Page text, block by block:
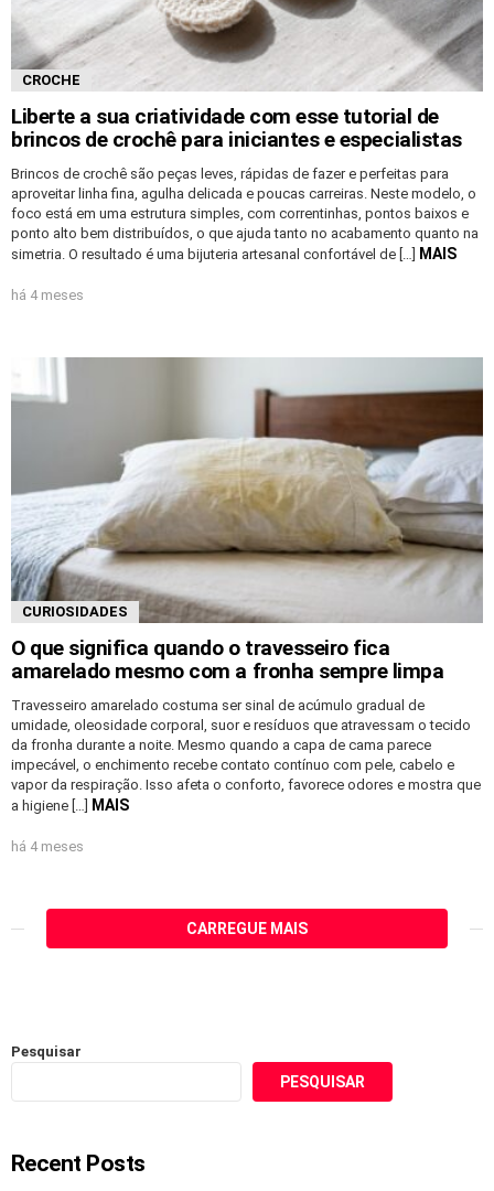
CROCHE
Liberte a sua criatividade com esse tutorial de
brincos de crochê para iniciantes e especialistas
Brincos de crochê são peças leves, rápidas de fazer e perfeitas para
aproveitar linha fina, agulha delicada e poucas carreiras. Neste modelo, o
foco está em uma estrutura simples, com correntinhas, pontos baixos e
ponto alto bem distribuídos, o que ajuda tanto no acabamento quanto na
simetria. O resultado é uma bijuteria artesanal confortável de […]
MAIS
há 4 meses
CURIOSIDADES
O que significa quando o travesseiro fica
amarelado mesmo com a fronha sempre limpa
Travesseiro amarelado costuma ser sinal de acúmulo gradual de
umidade, oleosidade corporal, suor e resíduos que atravessam o tecido
da fronha durante a noite. Mesmo quando a capa de cama parece
impecável, o enchimento recebe contato contínuo com pele, cabelo e
vapor da respiração. Isso afeta o conforto, favorece odores e mostra que
a higiene […]
MAIS
há 4 meses
CARREGUE MAIS
Pesquisar
PESQUISAR
Recent Posts